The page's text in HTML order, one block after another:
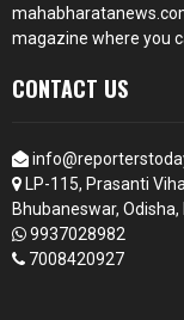
magazine where you
CONTACT US
LP-115, Prasanti
Bhubaneswar,
9937028982
7008420927